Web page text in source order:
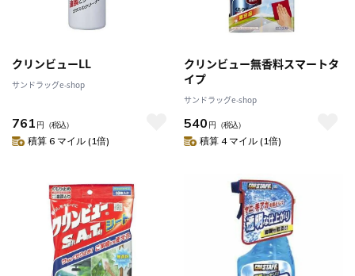
クリンビューLL
サンドラッグe-shop
761 円 （税込）
積算 6 マイル (1倍)
クリンビュー無香料スマートタ
イプ
サンドラッグe-shop
540 円 （税込）
積算 4 マイル (1倍)